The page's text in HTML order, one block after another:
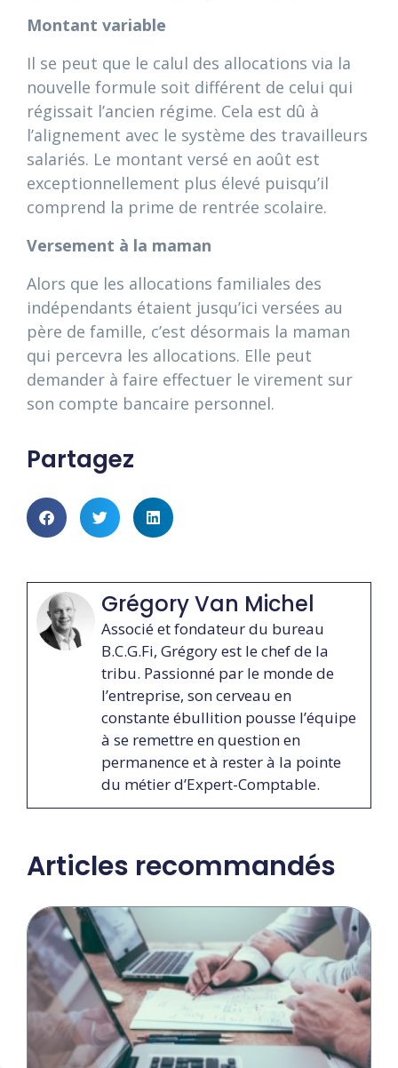
Montant variable
Il se peut que le calul des allocations via la
nouvelle formule soit différent de celui qui
régissait l’ancien régime. Cela est dû à
l’alignement avec le système des travailleurs
salariés. Le montant versé en août est
exceptionnellement plus élevé puisqu’il
comprend la prime de rentrée scolaire.
Versement à la maman
Alors que les allocations familiales des
indépendants étaient jusqu’ici versées au
père de famille, c’est désormais la maman
qui percevra les allocations. Elle peut
demander à faire effectuer le virement sur
son compte bancaire personnel.
Partagez
Grégory Van Michel
Associé et fondateur du bureau
B.C.G.Fi, Grégory est le chef de la
tribu. Passionné par le monde de
l’entreprise, son cerveau en
constante ébullition pousse l’équipe
à se remettre en question en
permanence et à rester à la pointe
du métier d’Expert-Comptable.
Articles recommandés